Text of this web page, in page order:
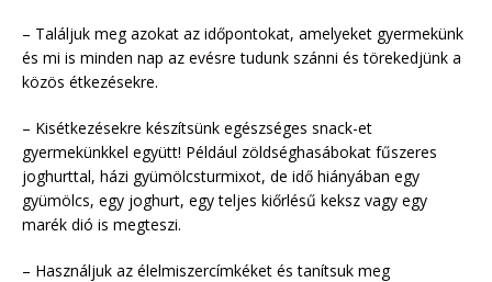
– Találjuk meg azokat az időpontokat, amelyeket gyermekünk
és mi is minden nap az evésre tudunk szánni és törekedjünk a
közös étkezésekre.
– Kisétkezésekre készítsünk egészséges snack-et
gyermekünkkel együtt! Például zöldséghasábokat fűszeres
joghurttal, házi gyümölcsturmixot, de idő hiányában egy
gyümölcs, egy joghurt, egy teljes kiőrlésű keksz vagy egy
marék dió is megteszi.
– Használjuk az élelmiszercímkéket és tanítsuk meg